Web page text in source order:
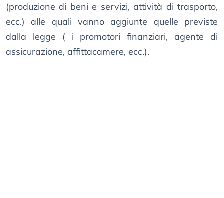
(produzione di beni e servizi, attività di trasporto,
ecc.) alle quali vanno aggiunte quelle previste
dalla legge ( i promotori finanziari, agente di
assicurazione, affittacamere, ecc.).